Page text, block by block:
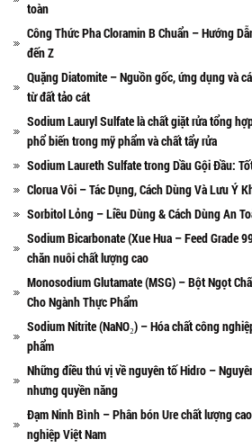
toàn
Công Thức Pha Cloramin B Chuẩn – Hướng
đến Z
Quặng Diatomite – Nguồn gốc, ứng dụng và
từ đất tảo cát
Sodium Lauryl Sulfate là chất giặt rửa tổng
phổ biến trong mỹ phẩm và chất tẩy rửa
Sodium Laureth Sulfate trong Dầu Gội Đầu:
Clorua Vôi – Tác Dụng, Cách Dùng Và Lưu Ý
Sorbitol Lỏng – Liều Dùng & Cách Dùng An
Sodium Bicarbonate (Xue Hua – Feed Grade
chăn nuôi chất lượng cao
Monosodium Glutamate (MSG) – Bột Ngọt
Cho Ngành Thực Phẩm
Sodium Nitrite (NaNO₂) – Hóa chất công
phẩm
Những điều thú vị về nguyên tố Hidro –
nhưng quyền năng
Đạm Ninh Bình – Phân bón Ure chất lượng
nghiệp Việt Nam